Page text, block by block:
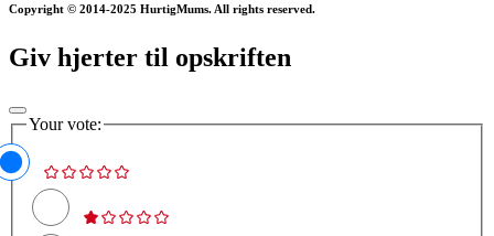
Copyright © 2014-2025 HurtigMums. All rights reserved.
Giv hjerter til opskriften
Your vote: